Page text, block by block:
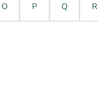
O P Q R